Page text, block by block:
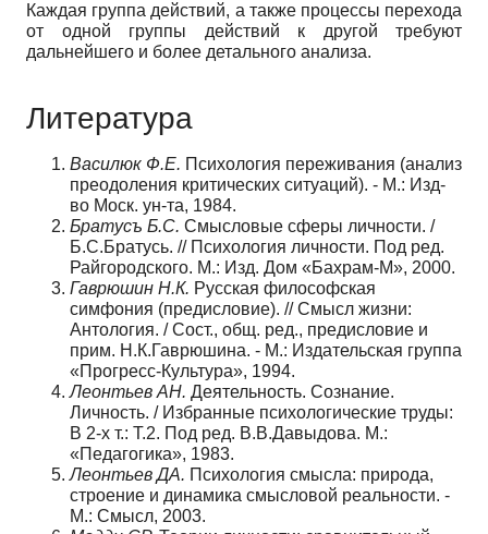
Каждая группа действий, а также процессы перехода
от одной группы действий к другой требуют
дальнейшего и более детального анализа.
Литература
Василюк Ф.Е. Психология переживания (анализ
преодоления критических ситу­аций). - М.: Изд-
во Моск. ун-та, 1984.
Братусъ Б.С. Смысловые сферы личности. /
Б.С.Братусь. // Психология личнос­ти. Под ред.
Райгородского. М.: Изд. Дом «Бахрам-М», 2000.
Гаврюшин Н.К. Русская философская
симфония (предисловие). // Смысл жизни:
Антология. / Сост., общ. ред., предисловие и
прим. Н.К.Гаврюшина. - М.: Издательская группа
«Прогресс-Культура», 1994.
Леонтьев АН. Деятельность. Сознание.
Личность. / Избранные психологичес­кие труды:
В 2-х т.: Т.2. Под ред. В.В.Давыдова. М.:
«Педагогика», 1983.
Леонтьев ДА. Психология смысла: природа,
строение и динамика смысловой реальности. -
М.: Смысл, 2003.